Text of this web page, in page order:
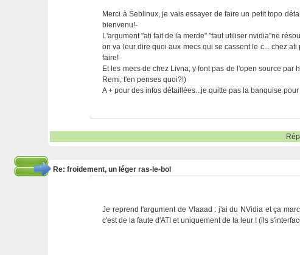
Merci à Seblinux, je vais essayer de faire un petit topo
bienvenu!-
L'argument "ati fait de la merde" "faut utiliser nvidia"ne
on va leur dire quoi aux mecs qui se cassent le c... chez
faire!
Et les mecs de chez Livna, y font pas de l'open source
Remi, t'en penses quoi?!)
A + pour des infos détaillées...je quitte pas la banquise
Re: froidement, un léger ras-le-bol
Je reprend l'argument de Vlaaad : j'ai du NVidia et ça
c'est de la faute d'ATI et uniquement de la leur ! (ils